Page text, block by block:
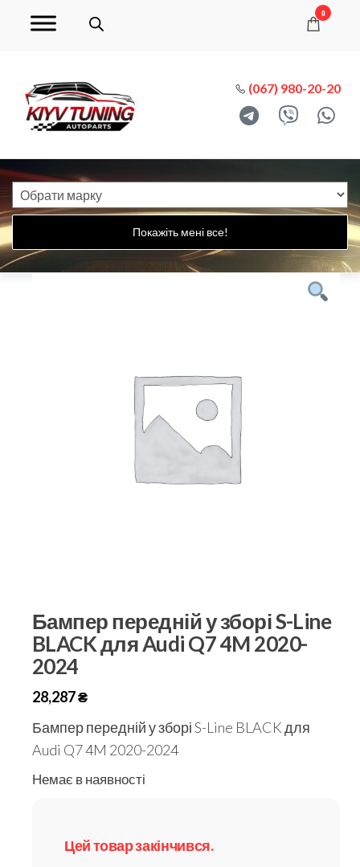
0
(067) 980-20-20
Покажіть мені все!
Бампер передній у зборі S-Line
BLACK для Audi Q7 4M 2020-
2024
28,287₴
Бампер передній у зборі S-Line BLACK для
Audi Q7 4M 2020-2024
Немає в наявності
Цей товар закінчився.